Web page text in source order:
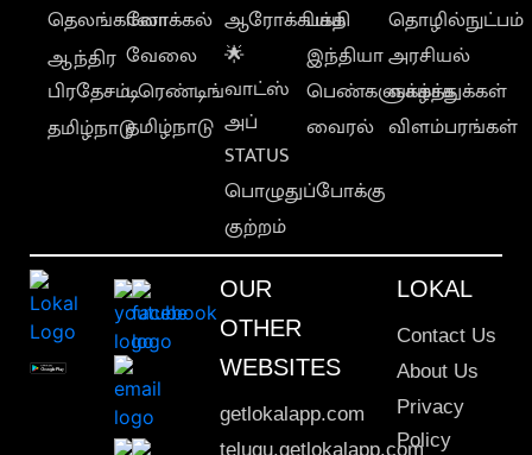
தெலங்கானா
ஆந்திர
பிரதேசம்
தமிழ்நாடு
லோக்கல்
வேலை
டிரெண்டிங்
தமிழ்நாடு
ஆரோக்கியம்
🌟
வாட்ஸ்
அப்
STATUS
பொழுதுப்போக்கு
குற்றம்
பக்தி
இந்தியா
பெண்களுக்காக
வைரல்
தொழில்நுட்பம்
அரசியல்
வாழ்த்துக்கள்
விளம்பரங்கள்
OUR
OTHER
WEBSITES
getlokalapp.com
telugu.getlokalapp.com
LOKAL
Contact Us
About Us
Privacy
Policy